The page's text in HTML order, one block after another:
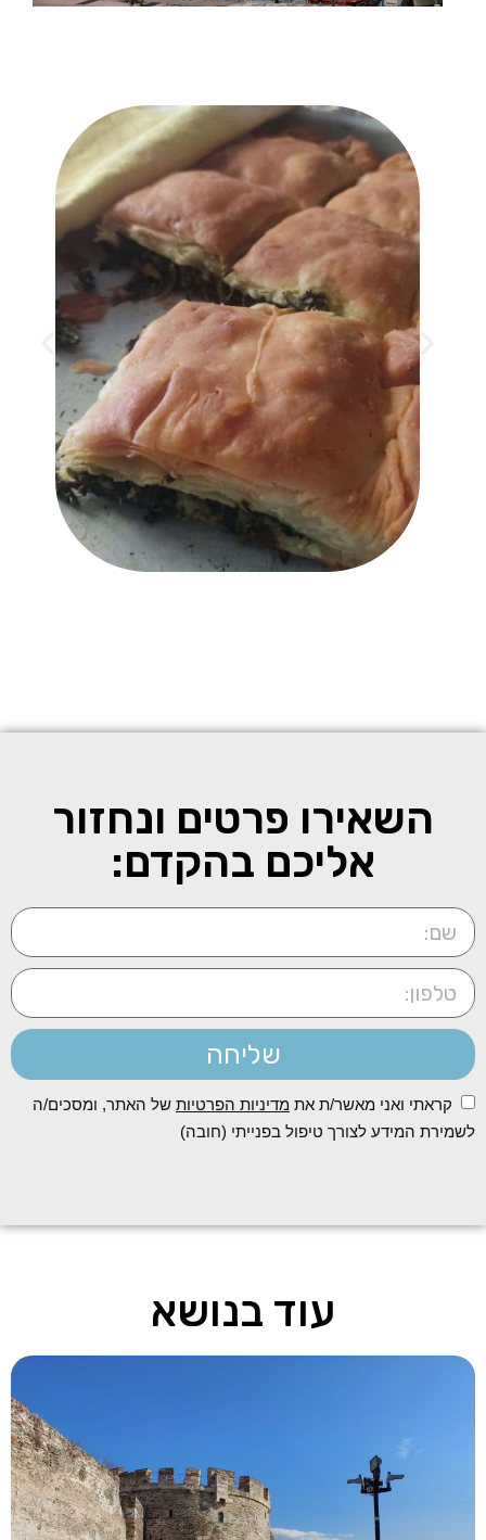
השאירו פרטים ונחזור
אליכם בהקדם:
שליחה
קראתי ואני מאשר/ת את מדיניות הפרטיות של האתר, ומסכים/ה
לשמירת המידע לצורך טיפול בפנייתי (חובה)
עוד בנושא